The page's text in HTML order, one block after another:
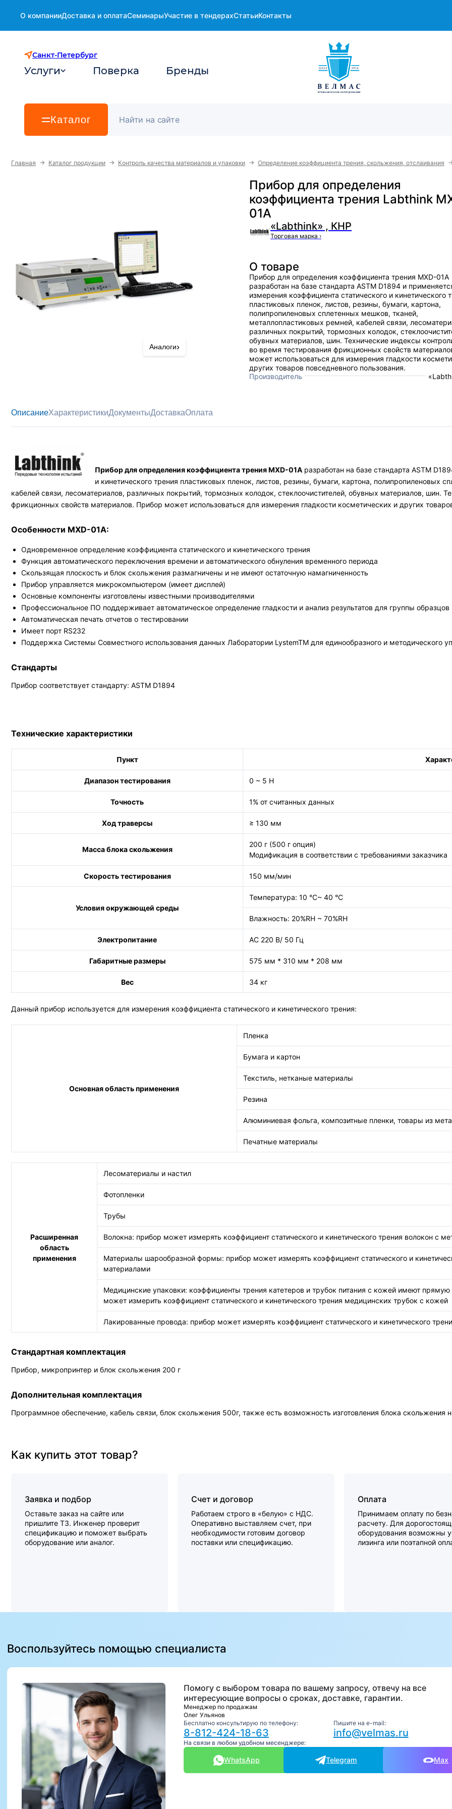
О компанииДоставка и оплатаСеминарыУчастие в тендерахСтатьиКонтакты
Санкт-Петербург
Услуги Поверка Бренды
Каталог
Главная → Каталог продукции → Контроль качества материалов и упаковки → Определение коэффициента трения, скольжения, отслаивания
Прибор для определения
коэффициента трения Labthink
01A
«Labthink» , КНР
Торговая марка ›
Аналоги›
О товаре
Прибор для определения коэффициента трения MXD-01A
разработан на базе стандарта ASTM D1894 и
измерения коэффициента статического и кинетического
пластиковых пленок, листов, резины, бумаги, картона,
полипропиленовых сплетенных мешков, тканей,
металлопластиковых ремней, кабелей связи,
различных покрытий, тормозных колодок,
обувных материалов, шин. Технические индексы
во время тестирования фрикционных свойств
может использоваться для измерения гладкости
других товаров повседневного пользования.
Производитель
ОписаниеХарактеристикиДокументыДоставкаОплата
Прибор для определения коэффициента трения MXD-01A разработан на базе стандарта ASTM
и кинетического трения пластиковых пленок, листов, резины, бумаги, картона, полипропиленовых
кабелей связи, лесоматериалов, различных покрытий, тормозных колодок, стеклоочистителей, обувных материалов, шин.
фрикционных свойств материалов. Прибор может использоваться для измерения гладкости косметических и других
Особенности MXD-01A:
Одновременное определение коэффициента статического и кинетического трения
Функция автоматического переключения времени и автоматического обнуления временного периода
Скользящая плоскость и блок скольжения размагничены и не имеют остаточную намагниченность
Прибор управляется микрокомпьютером (имеет дисплей)
Основные компоненты изготовлены известными производителями
Профессиональное ПО поддерживает автоматическое определение гладкости и анализ результатов для группы образцов
Автоматическая печать отчетов о тестировании
Имеет порт RS232
Поддержка Системы Совместного использования данных Лаборатории LystemTM для единообразного и методического
Стандарты
Прибор соответствует стандарту: ASTM D1894
Технические характеристики
Пункт
Диапазон тестирования 0 ~ 5 Н
Точность 1% от считанных данных
Ход траверсы ≥ 130 мм
Масса блока скольжения
200 г (500 г опция)
Модификация в соответствии с требованиями заказчика
Скорость тестирования 150 мм/мин
Условия окружающей среды
Температура: 10 °C~ 40 °C
Влажность: 20%RH ~ 70%RH
Электропитание AC 220 В/ 50 Гц
Габаритные размеры 575 мм * 310 мм * 208 мм
Вес 34 кг
Данный прибор используется для измерения коэффициента статического и кинетического трения:
Основная область применения
Пленка
Бумага и картон
Текстиль, нетканые материалы
Резина
Алюминиевая фольга, композитные пленки, товары из
Печатные материалы
Расширенная
область
применения
Лесоматериалы и настил
Фотопленки
Трубы
Волокна: прибор может измерять коэффициент статического и кинетического трения волокон с
Материалы шарообразной формы: прибор может измерять коэффициент статического и
материалами
Медицинские упаковки: коэффициенты трения катетеров и трубок питания с кожей имеют
может измерить коэффициент статического и кинетического трения медицинских трубок с кожей
Лакированные провода: прибор может измерять коэффициент статического и кинетического
Стандартная комплектация
Прибор, микропринтер и блок скольжения 200 г
Дополнительная комплектация
Программное обеспечение, кабель связи, блок скольжения 500г, также есть возможность изготовления блока скольжения
Как купить этот товар?
Заявка и подбор
Оставьте заказ на сайте или
пришлите ТЗ. Инженер проверит
спецификацию и поможет выбрать
оборудование или аналог.
Счет и договор
Работаем строго в «белую» с НДС.
Оперативно выставляем счет, при
необходимости готовим договор
поставки или спецификацию.
Оплата
Принимаем оплату по
расчету. Для
оборудования возможны
лизинга или поэтапной
Воспользуйтесь помощью специалиста
Помогу с выбором товара по вашему запросу, отвечу на все
интересующие вопросы о сроках, доставке, гарантии.
Менеджер по продажам
Олег Ульянов
Бесплатно консультирую по телефону:
8-812-424-18-63
Пишите на e-mail:
info@velmas.ru
На связи в любом удобном месенджере:
WhatsApp Telegram Max